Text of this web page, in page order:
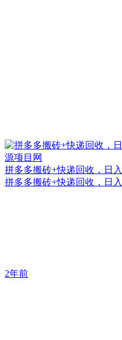
拼多多搬砖+快递回收，日
拼多多搬砖+快递回收，日
2年前